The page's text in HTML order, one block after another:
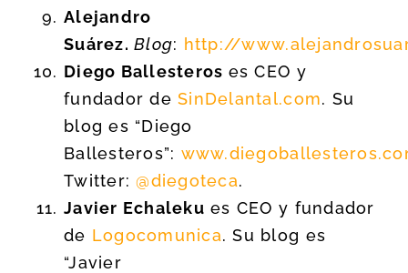
Alejandro
Suárez.Blog: http://
Diego Ballesteros es CEO y
fundador deSinDelantal.com. Su
blog es “Diego
Ballesteros”:
Twitter:@diegoteca.
Javier Echaleku es CEO y fundador
de Logocomunica. Su blog es
“Javier